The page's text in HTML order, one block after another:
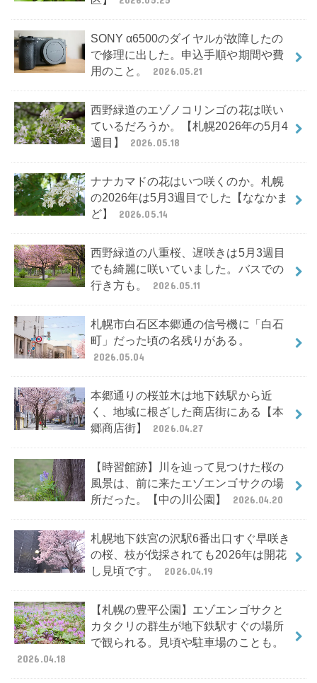
SONY α6500のダイヤルが故障したの
で修理に出した。申込手順や期間や費
用のこと。
2026.05.21
西野緑道のエゾノコリンゴの花は咲い
ているだろうか。【札幌2026年の5月4
週目】
2026.05.18
ナナカマドの花はいつ咲くのか。札幌
の2026年は5月3週目でした【ななかま
ど】
2026.05.14
西野緑道の八重桜、遅咲きは5月3週目
でも綺麗に咲いていました。バスでの
行き方も。
2026.05.11
札幌市白石区本郷通の信号機に「白石
町」だった頃の名残りがある。
2026.05.04
本郷通りの桜並木は地下鉄駅から近
く、地域に根ざした商店街にある【本
郷商店街】
2026.04.27
【時習館跡】川を辿って見つけた桜の
風景は、前に来たエゾエンゴサクの場
所だった。【中の川公園】
2026.04.20
札幌地下鉄宮の沢駅6番出口すぐ早咲き
の桜、枝が伐採されても2026年は開花
し見頃です。
2026.04.19
【札幌の豊平公園】エゾエンゴサクと
カタクリの群生が地下鉄駅すぐの場所
で観られる。見頃や駐車場のことも。
2026.04.18